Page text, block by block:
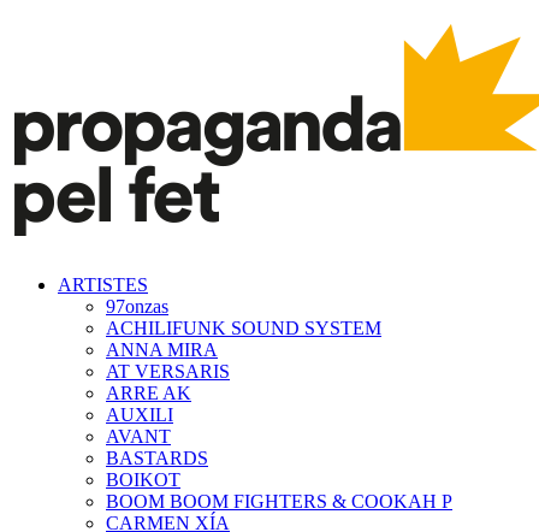
ARTISTES
97onzas
ACHILIFUNK SOUND SYSTEM
ANNA MIRA
AT VERSARIS
ARRE AK
AUXILI
AVANT
BASTARDS
BOIKOT
BOOM BOOM FIGHTERS & COOKAH P
CARMEN XÍA